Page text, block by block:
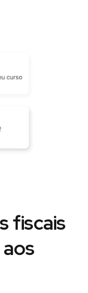
fiscais